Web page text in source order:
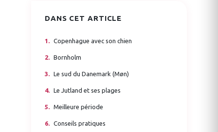
DANS CET ARTICLE
Copenhague avec son chien
Bornholm
Le sud du Danemark (Møn)
Le Jutland et ses plages
Meilleure période
Conseils pratiques